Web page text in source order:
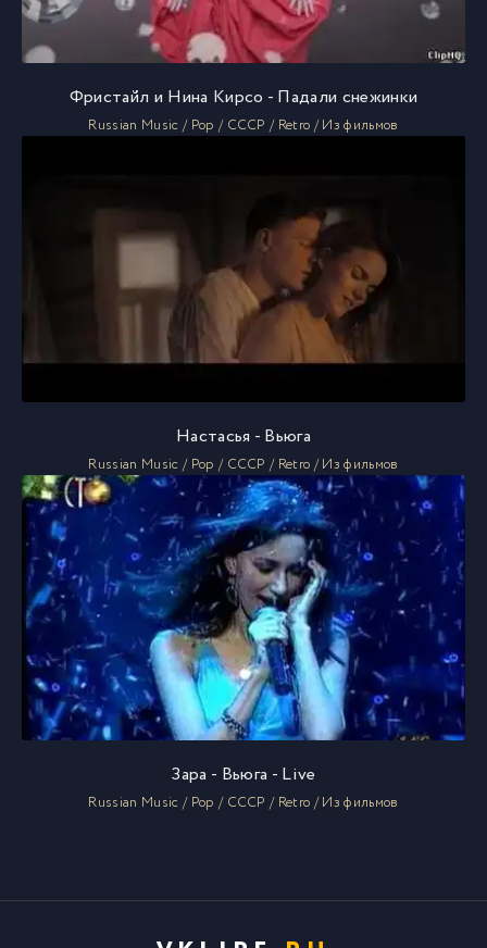
Фристайл и Нина Кирсо - Падали снежинки
Russian Music / Pop / СССР / Retro / Из фильмов
Настасья - Вьюга
Russian Music / Pop / СССР / Retro / Из фильмов
Зара - Вьюга - Live
Russian Music / Pop / СССР / Retro / Из фильмов